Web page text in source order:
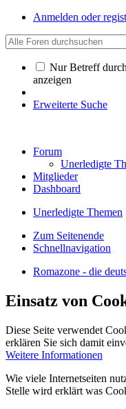
Anmelden oder
Nur Betreff
anzeigen
Erweiterte Suche
Forum
Unerledigte
Mitglieder
Dashboard
Unerledigte Themen
Zum Seitenende
Schnellnavigation
Romazone - die
Einsatz von
Diese Seite verwendet
erklären Sie sich damit
Weitere Informationen
Wie viele Internetseiten
Stelle wird erklärt was